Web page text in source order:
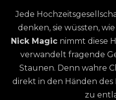
Jede
denken, sie wüssten,
Nick Magic nimmt diese
verwandelt fragende
Staunen. Denn wahre
direkt in den Händen
zu